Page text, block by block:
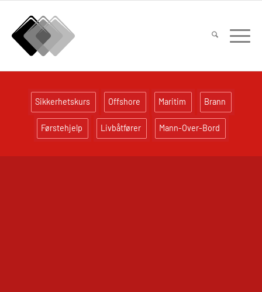
Sikkerhetskurs Offshore Maritim Brann
Førstehjelp Livbåtfører Mann-Over-Bord